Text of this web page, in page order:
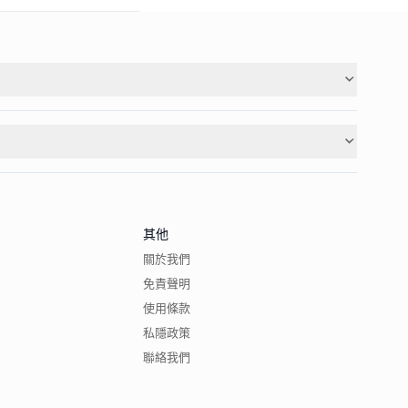
其他
關於我們
免責聲明
使用條款
私隱政策
聯絡我們